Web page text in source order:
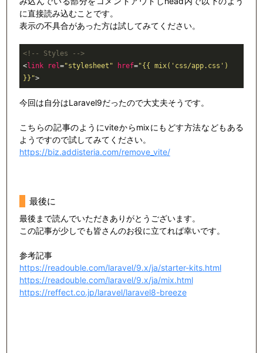
に直接読み込むことです。
表示の不具合があった方は試してみてください。
<!-- Styles -->
<link rel="stylesheet" href="{{ mix('css/app.css')
}}">
今回は自分はLaravel9だったので大丈夫そうです。
こちらの記事のようにviteからmixにもどす方法などもある
ようですので試してみてください。
https://biz.addisteria.com/remove_vite/
最後に
最後まで読んでいただきありがとうございます。
この記事が少しでも皆さんのお役に立てれば幸いです。
参考記事
https://readouble.com/laravel/9.x/ja/starter-kits.html
https://readouble.com/laravel/9.x/ja/mix.html
https://reffect.co.jp/laravel/laravel8-breeze